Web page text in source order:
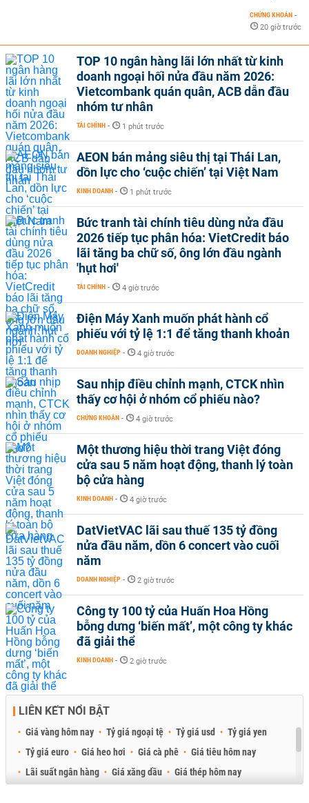
CHỨNG KHOÁN -
20 giờ trước
TOP 10 ngân hàng lãi lớn nhất từ kinh
doanh ngoại hối nửa đầu năm 2026:
Vietcombank quán quân, ACB dẫn đầu
nhóm tư nhân
TÀI CHÍNH - 1 phút trước
AEON bán mảng siêu thị tại Thái Lan,
dồn lực cho ‘cuộc chiến’ tại Việt Nam
KINH DOANH - 1 phút trước
Bức tranh tài chính tiêu dùng nửa đầu
2026 tiếp tục phân hóa: VietCredit báo
lãi tăng ba chữ số, ông lớn đầu ngành
'hụt hơi'
TÀI CHÍNH - 4 giờ trước
Điện Máy Xanh muốn phát hành cổ
phiếu với tỷ lệ 1:1 để tăng thanh khoản
DOANH NGHIỆP - 4 giờ trước
Sau nhịp điều chỉnh mạnh, CTCK nhìn
thấy cơ hội ở nhóm cổ phiếu nào?
CHỨNG KHOÁN - 4 giờ trước
Một thương hiệu thời trang Việt đóng
cửa sau 5 năm hoạt động, thanh lý toàn
bộ cửa hàng
KINH DOANH - 4 giờ trước
DatVietVAC lãi sau thuế 135 tỷ đồng
nửa đầu năm, dồn 6 concert vào cuối
năm
DOANH NGHIỆP - 2 giờ trước
Công ty 100 tỷ của Huấn Hoa Hồng
bỗng dưng ‘biến mất’, một công ty khác
đã giải thể
KINH DOANH - 2 giờ trước
LIÊN KẾT NỔI BẬT
Giá vàng hôm nay Tỷ giá ngoại tệ Tỷ giá usd
Tỷ giá yen
Tỷ giá euro
Giá heo hơi Giá cà phê
Giá tiêu hôm nay
Lãi suất ngân hàng
Giá xăng dầu
Giá thép hôm nay